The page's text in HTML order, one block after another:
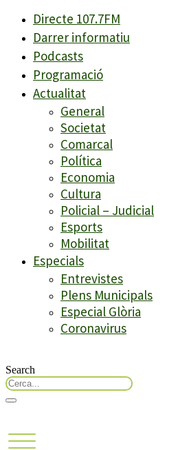
Directe 107.7FM
Darrer informatiu
Podcasts
Programació
Actualitat
General
Societat
Comarcal
Política
Economia
Cultura
Policial – Judicial
Esports
Mobilitat
Especials
Entrevistes
Plens Municipals
Especial Glòria
Coronavirus
Search